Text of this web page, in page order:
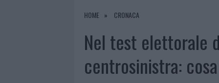
7 AGOSTO 2026
|
HOME CRONACA
Nel test elettorale
centrosinistra: